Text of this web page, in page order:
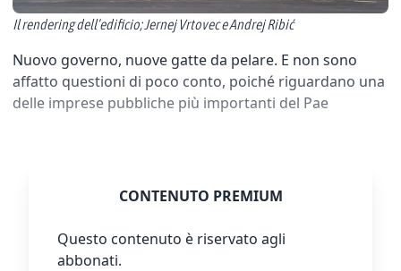
Il rendering dell’edificio; Jernej Vrtovec e Andrej Ribić
Nuovo governo, nuove gatte da pelare. E non sono
affatto questioni di poco conto, poiché riguardano una
delle imprese pubbliche più importanti del Pae
CONTENUTO PREMIUM
Questo contenuto è riservato agli
abbonati.